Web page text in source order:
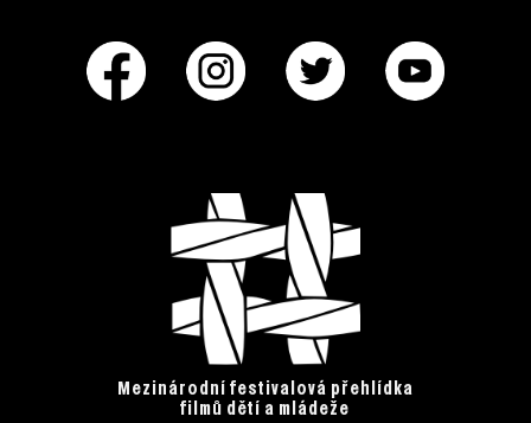
Mezinárodní festivalová přehlídka
filmů dětí a mládeže